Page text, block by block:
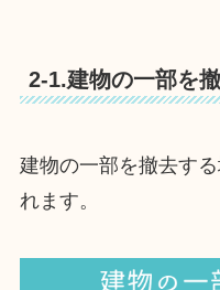
2-1.建物の一部を
建物の一部を撤去す
れます。